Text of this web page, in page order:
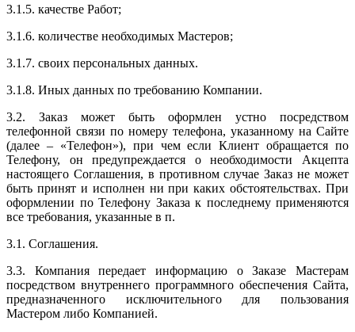
3.1.5. качестве Работ;
3.1.6. количестве необходимых Мастеров;
3.1.7. своих персональных данных.
3.1.8. Иных данных по требованию Компании.
3.2. Заказ может быть оформлен устно посредством
телефонной связи по номеру телефона, указанному на Сайте
(далее – «Телефон»), при чем если Клиент обращается по
Телефону, он предупреждается о необходимости Акцепта
настоящего Соглашения, в противном случае Заказ не может
быть принят и исполнен ни при каких обстоятельствах. При
оформлении по Телефону Заказа к последнему применяются
все требования, указанные в п.
3.1. Соглашения.
3.3. Компания передает информацию о Заказе Мастерам
посредством внутреннего программного обеспечения Сайта,
предназначенного исключительного для пользования
Мастером либо Компанией.